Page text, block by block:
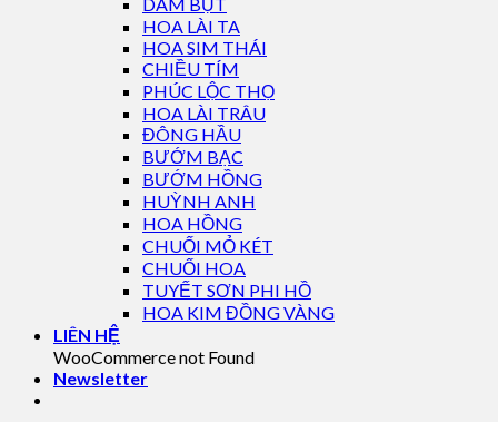
HOA LÀI TA
HOA SIM THÁI
CHIỀU TÍM
PHÚC LỘC THỌ
HOA LÀI TRÂU
ĐÔNG HẦU
BƯỚM BẠC
BƯỚM HỒNG
HUỲNH ANH
HOA HỒNG
CHUỐI MỎ KÉT
CHUỐI HOA
TUYẾT SƠN PHI HỒ
HOA KIM ĐỒNG VÀNG
LIÊN HỆ
WooCommerce not Found
Newsletter